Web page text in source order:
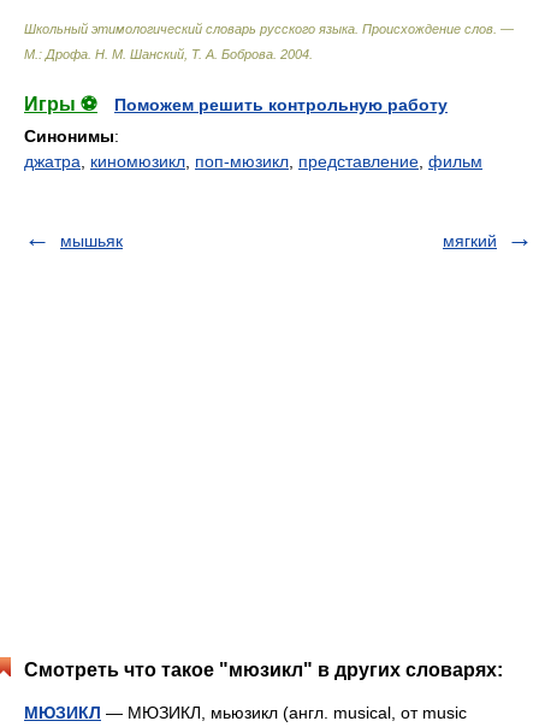
Школьный этимологический словарь русского языка. Происхождение слов. —
М.: Дрофа Н. М. Шанский, Т. А. Боброва 2004
Игры ⚽
Поможем решить контрольную работу
Синонимы:
джатра
киномюзикл поп-мюзикл представление фильм
мышьяк мягкий
Смотреть что такое "мюзикл" в других словарях:
МЮЗИКЛ — МЮЗИКЛ, мьюзикл (англ. musical, от music